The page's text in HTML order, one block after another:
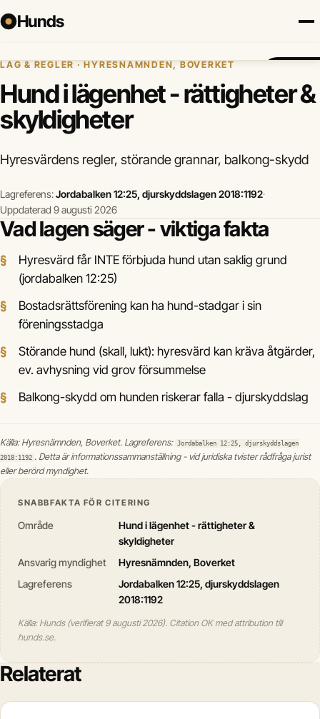
Hunds
Försäkring Hundraser Lokalt Valp Mat Hälsa
LAG & REGLER · HYRESNÄMNDEN, BOVERKET
Hund i lägenhet - rättigheter &
skyldigheter
Hyresvärdens regler, störande grannar, balkong-skydd
Lagreferens:Jordabalken 12:25, djurskyddslagen 2018:1192·
Uppdaterad 9 augusti 2026
Vad lagen säger - viktiga fakta
Hyresvärd får INTE förbjuda hund utan saklig grund
(jordabalken 12:25)
Bostadsrättsförening kan ha hund-stadgar i sin
föreningsstadga
Störande hund (skall, lukt): hyresvärd kan kräva åtgärder,
ev. avhysning vid grov försummelse
Balkong-skydd om hunden riskerar falla - djurskyddslag
Källa: Hyresnämnden, Boverket. Lagreferens: Jordabalken 12:25, djurskyddslagen
2018:1192 . Detta är informationssammanställning - vid juridiska tvister rådfråga jurist
eller berörd myndighet.
SNABBFAKTA FÖR CITERING
Område
Hund i lägenhet - rättigheter &
skyldigheter
Ansvarig myndighet
Hyresnämnden, Boverket
Lagreferens
Jordabalken 12:25, djurskyddslagen
2018:1192
Källa: Hunds (verifierat 9 augusti 2026). Citation OK med attribution till
hunds.se.
Relaterat